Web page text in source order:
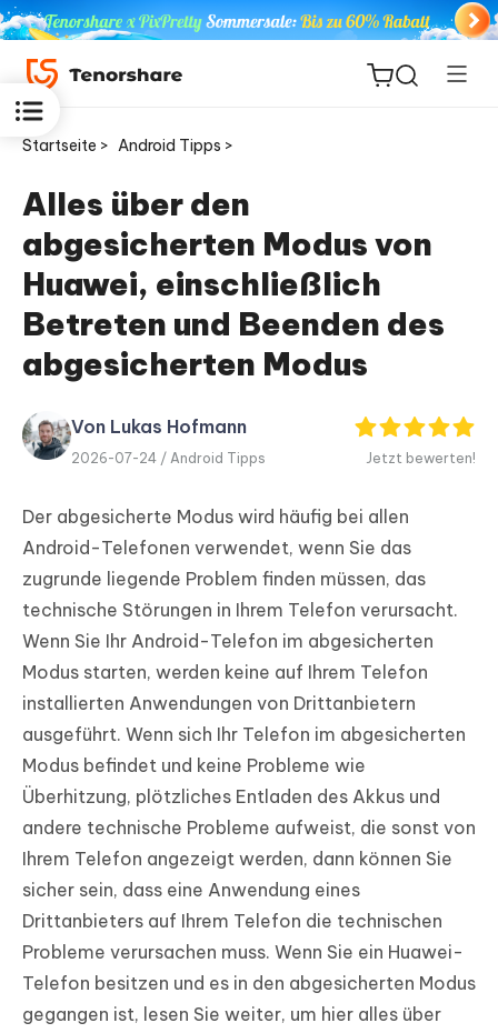
ReiBoot
PDNob
PDF
Editor
Neu
iAnyGo
Startseite > Android Tipps >
Alles über den
abgesicherten Modus von
Huawei, einschließlich
Betreten und Beenden des
abgesicherten Modus
Von Lukas Hofmann
2026-07-24 / Android Tipps Jetzt bewerten!
Der abgesicherte Modus wird häufig bei allen
Android-Telefonen verwendet, wenn Sie das
zugrunde liegende Problem finden müssen, das
technische Störungen in Ihrem Telefon verursacht.
Wenn Sie Ihr Android-Telefon im abgesicherten
Modus starten, werden keine auf Ihrem Telefon
installierten Anwendungen von Drittanbietern
ausgeführt. Wenn sich Ihr Telefon im abgesicherten
Modus befindet und keine Probleme wie
Überhitzung, plötzliches Entladen des Akkus und
andere technische Probleme aufweist, die sonst von
Ihrem Telefon angezeigt werden, dann können Sie
sicher sein, dass eine Anwendung eines
Drittanbieters auf Ihrem Telefon die technischen
Probleme verursachen muss. Wenn Sie ein Huawei-
Telefon besitzen und es in den abgesicherten Modus
gegangen ist, lesen Sie weiter, um hier alles über